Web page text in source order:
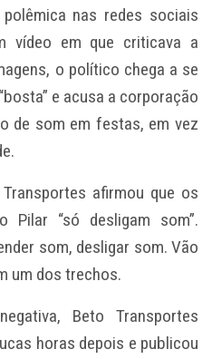
nas redes sociais
vídeo em que criticava a
o político chega a se
e acusa a corporação
de som em festas, em vez
afirmou que os
Pilar “só desligam som”.
som, desligar som. Vão
um dos trechos.
Beto Transportes
horas depois e publicou